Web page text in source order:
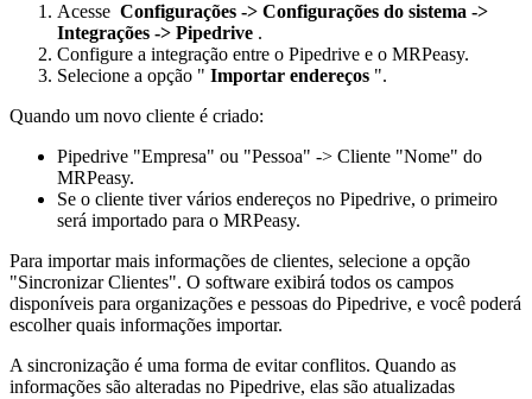
Acesse Configurações -> Configurações do sistema ->
Integrações -> Pipedrive .
Configure a integração entre o Pipedrive e o MRPeasy.
Selecione a opção " Importar endereços ".
Quando um novo cliente é criado:
Pipedrive "Empresa" ou "Pessoa" -> Cliente "Nome" do
MRPeasy.
Se o cliente tiver vários endereços no Pipedrive, o primeiro
será importado para o MRPeasy.
Para importar mais informações de clientes, selecione a opção
"Sincronizar Clientes". O software exibirá todos os campos
disponíveis para organizações e pessoas do Pipedrive, e você poderá
escolher quais informações importar.
A sincronização é uma forma de evitar conflitos. Quando as
informações são alteradas no Pipedrive, elas são atualizadas